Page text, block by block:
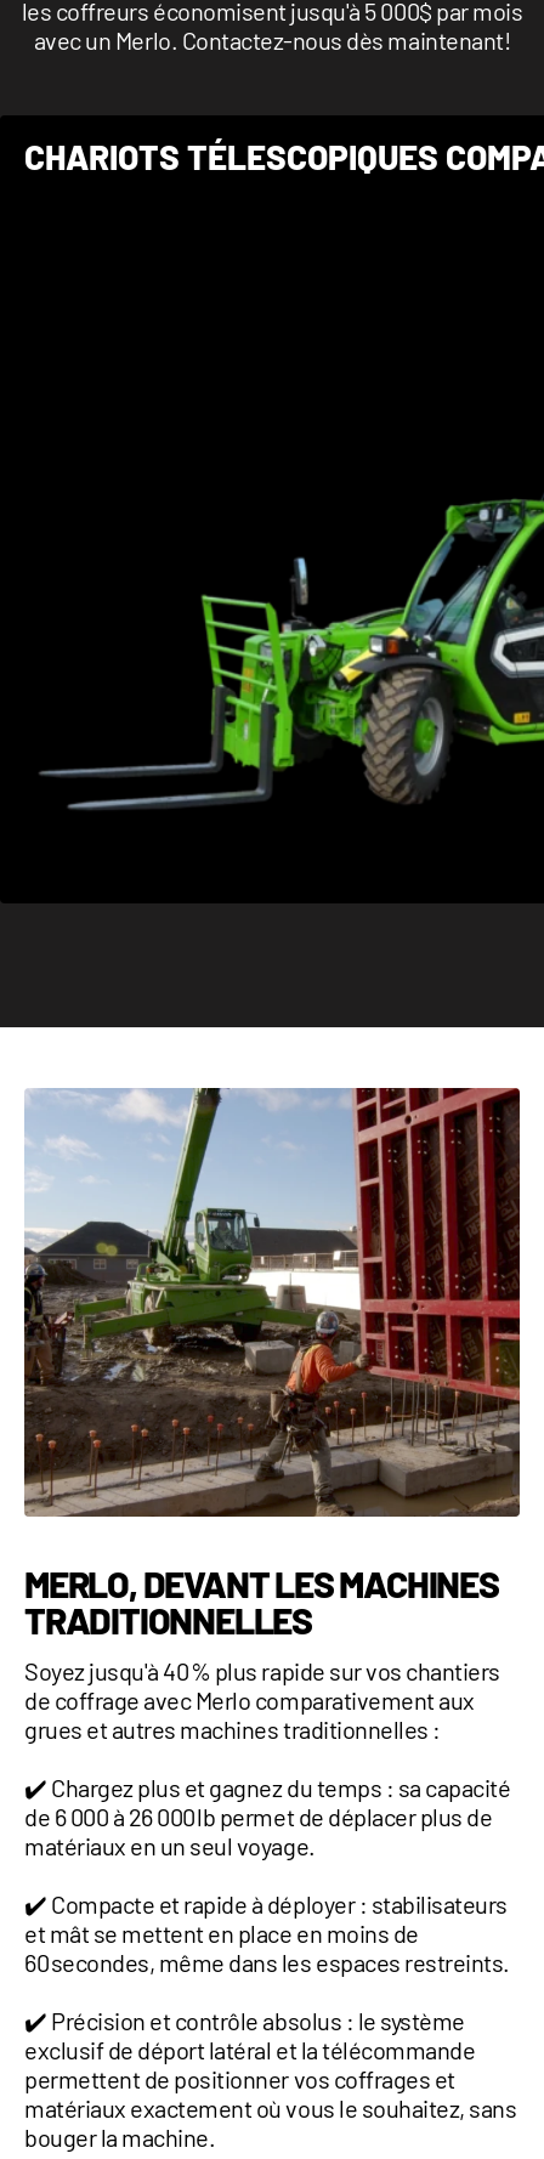
les coffreurs économisent jusqu'à 5 000$ par mois
avec un Merlo. Contactez-nous dès maintenant!
CHARIOTS TÉLESCOPIQUES
MERLO, DEVANT LES MACHINES
TRADITIONNELLES
Soyez jusqu'à 40 % plus rapide sur vos chantiers
de coffrage avec Merlo comparativement aux
grues et autres machines traditionnelles :
✔️ Chargez plus et gagnez du temps : sa capacité
de 6 000 à 26 000 lb permet de déplacer plus de
matériaux en un seul voyage.
✔️ Compacte et rapide à déployer : stabilisateurs
et mât se mettent en place en moins de
60 secondes, même dans les espaces restreints.
✔️ Précision et contrôle absolus : le système
exclusif de déport latéral et la télécommande
permettent de positionner vos coffrages et
matériaux exactement où vous le souhaitez, sans
bouger la machine.